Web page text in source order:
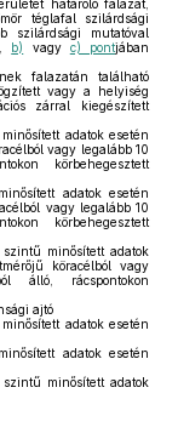
határoló falazat,
téglafal szilárdsági
szilárdsági mutatóval
b) vagy c) pontjában
falazatán található
vagy a helyiség
zárral kiegészített
adatok esetén
vagy legalább 10
körbehegesztett
adatok esetén
vagy legalább 10
körbehegesztett
minősített adatok
köracélból vagy
álló, rácspontokon
ajtó
adatok esetén
adatok esetén
minősített adatok